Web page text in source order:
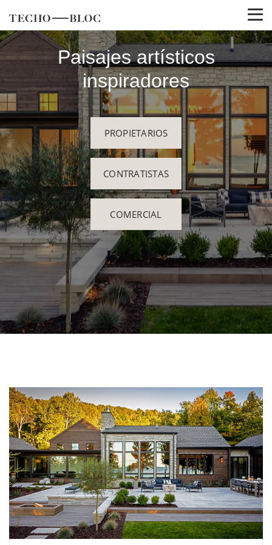
Paisajes artísticos
inspiradores
PROPIETARIOS
CONTRATISTAS
COMERCIAL